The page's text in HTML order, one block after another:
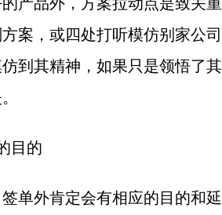
案，或四处打听模仿别家公
到其精神，如果只是领悟了
目的
单外肯定会有相应的目的和